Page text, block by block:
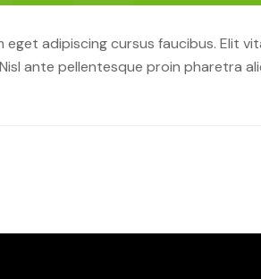
adipiscing cursus faucibus. Elit
ante pellentesque proin pharetra